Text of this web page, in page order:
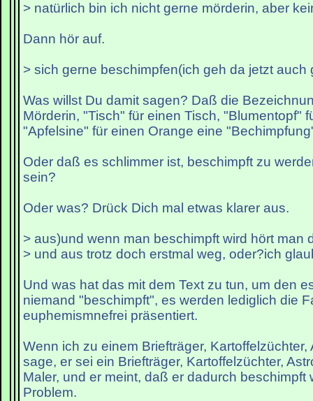
> natürlich bin ich nicht gerne mörderin, aber
Dann hör auf.
> sich gerne beschimpfen(ich geh da jetzt auch
Was willst Du damit sagen? Daß die
Mörderin, "Tisch" für einen Tisch, "Blumentopf"
"Apfelsine" für einen Orange eine
Oder daß es schlimmer ist, beschimpft zu
sein?
Oder was? Drück Dich mal etwas klarer aus.
> aus)und wenn man beschimpft wird hört man
> und aus trotz doch erstmal weg, oder?ich
Und was hat das mit dem Text zu tun, um den
niemand "beschimpft", es werden lediglich die
euphemismnefrei präsentiert.
Wenn ich zu einem Briefträger, Kartoffelzüchter,
sage, er sei ein Briefträger, Kartoffelzüchter,
Maler, und er meint, daß er dadurch beschimpft
Problem.